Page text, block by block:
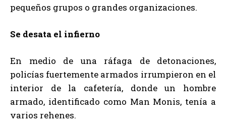
pequeños grupos o grandes organizaciones.
Se desata el infierno
En medio de una ráfaga de detonaciones,
policías fuertemente armados irrumpieron en el
interior de la cafetería, donde un hombre
armado, identificado como Man Monis, tenía a
varios rehenes.